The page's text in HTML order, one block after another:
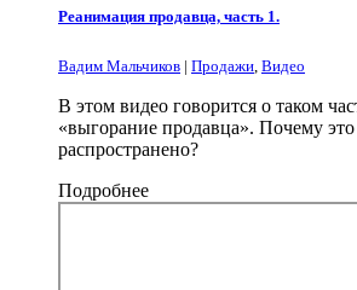
Реанимация продавца, часть 1.
Вадим Мальчиков | Продажи Видео
В этом видео говорится о таком
«выгорание продавца». Почему
распространено?
Подробнее